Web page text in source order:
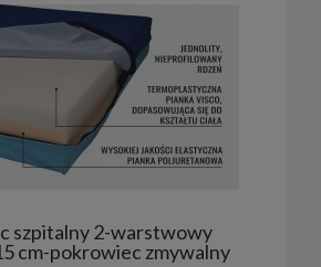
szpitalny 2-warstwowy
cm-pokrowiec zmywalny